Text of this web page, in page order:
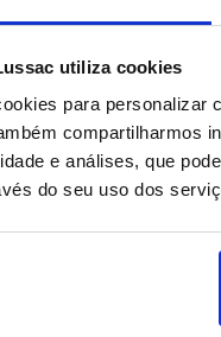
utiliza cookies
para personalizar
compartilharmos
e análises, que
do seu uso dos